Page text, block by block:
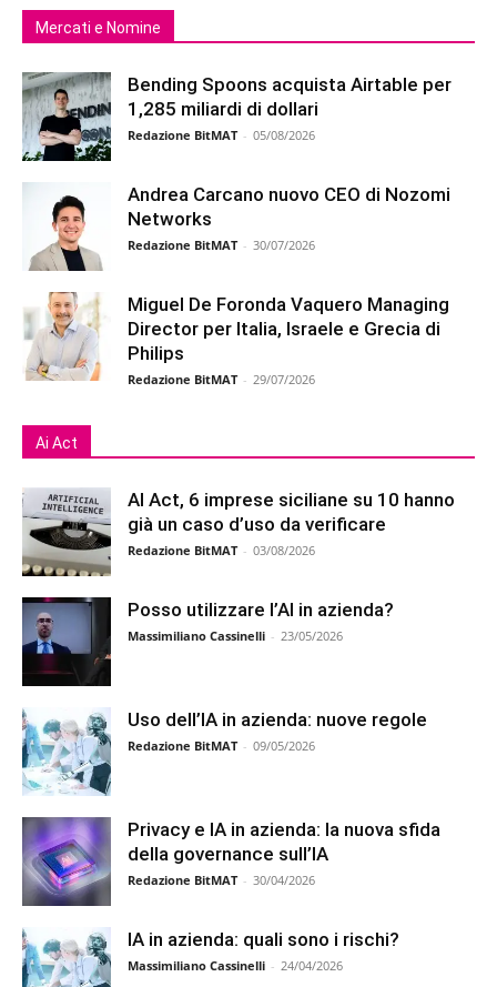
Mercati e Nomine
Bending Spoons acquista Airtable per
1,285 miliardi di dollari
Redazione BitMAT - 05/08/2026
Andrea Carcano nuovo CEO di Nozomi
Networks
Redazione BitMAT - 30/07/2026
Miguel De Foronda Vaquero Managing
Director per Italia, Israele e Grecia di
Philips
Redazione BitMAT - 29/07/2026
Ai Act
AI Act, 6 imprese siciliane su 10 hanno
già un caso d’uso da verificare
Redazione BitMAT - 03/08/2026
Posso utilizzare l’AI in azienda?
Massimiliano Cassinelli - 23/05/2026
Uso dell’IA in azienda: nuove regole
Redazione BitMAT - 09/05/2026
Privacy e IA in azienda: la nuova sfida
della governance sull’IA
Redazione BitMAT - 30/04/2026
IA in azienda: quali sono i rischi?
Massimiliano Cassinelli - 24/04/2026